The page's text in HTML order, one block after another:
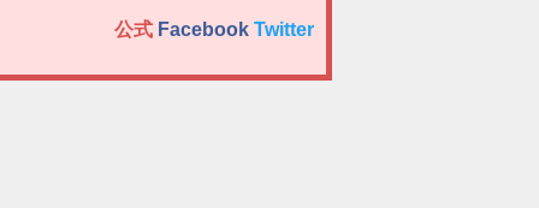
公式 Facebook Twitter